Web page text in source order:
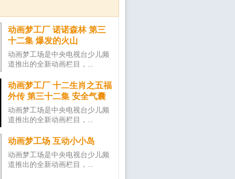
动画梦工厂 诺诺森林 第三
十二集 爆发的火山
动画梦工场是中央电视台少儿频
道推出的全新动画栏目，...
动画梦工厂 十二生肖之五福
外传 第三十二集 安全气囊
动画梦工场是中央电视台少儿频
道推出的全新动画栏目，...
动画梦工场 互动小小岛
动画梦工场是中央电视台少儿频
道推出的全新动画栏目，...